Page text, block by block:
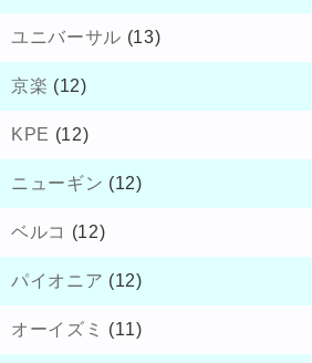
ユニバーサル (13)
京楽 (12)
KPE (12)
ニューギン (12)
ベルコ (12)
パイオニア (12)
オーイズミ (11)